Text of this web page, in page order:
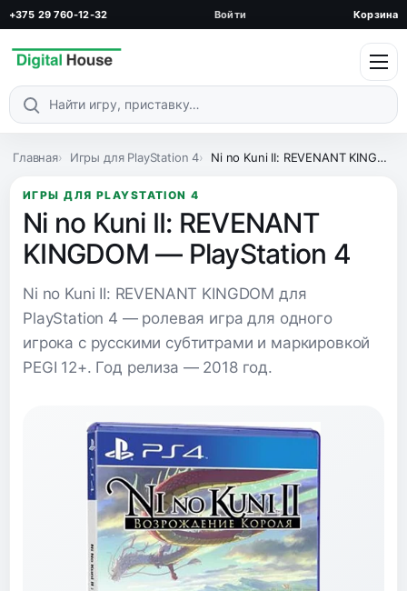
+375 29 760-12-32 Войти Корзина
Поиск по каталогу
Главная Игры для PlayStation 4 Ni no Kuni II: REVENANT KINGDOM — PlayStation 4
ИГРЫ ДЛЯ PLAYSTATION 4
Ni no Kuni II: REVENANT
KINGDOM — PlayStation 4
Ni no Kuni II: REVENANT KINGDOM для
PlayStation 4 — ролевая игра для одного
игрока с русскими субтитрами и маркировкой
PEGI 12+. Год релиза — 2018 год.